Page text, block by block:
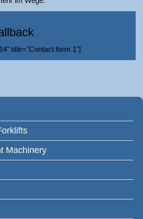
title="Contact form 1"]
Machinery